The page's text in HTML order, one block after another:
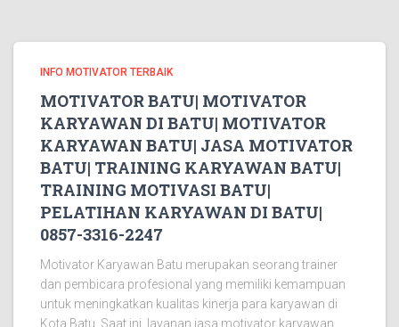
INFO MOTIVATOR TERBAIK
MOTIVATOR BATU| MOTIVATOR
KARYAWAN DI BATU| MOTIVATOR
KARYAWAN BATU| JASA MOTIVATOR
BATU| TRAINING KARYAWAN BATU|
TRAINING MOTIVASI BATU|
PELATIHAN KARYAWAN DI BATU|
0857-3316-2247
Motivator Karyawan Batu merupakan seorang trainer
dan pembicara profesional yang memiliki kemampuan
untuk meningkatkan kualitas kinerja para karyawan di
Kota Batu. Saat ini, layanan jasa motivator karyawan